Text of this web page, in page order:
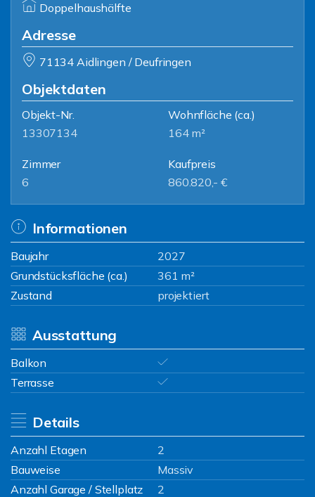
Doppelhaushälfte
Adresse
71134 Aidlingen / Deufringen
Objektdaten
Objekt-Nr.
13307134
Wohnfläche (ca.)
164 m²
Zimmer
6
Kaufpreis
860.820,- €
Informationen
Baujahr
2027
Grundstücksfläche (ca.)
361 m²
Zustand
projektiert
Ausstattung
Balkon
Terrasse
Details
Anzahl Etagen
2
Bauweise
Massiv
Anzahl Garage / Stellplatz
2